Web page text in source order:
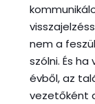
nem a
szólni. És
évből, az
vezetőként